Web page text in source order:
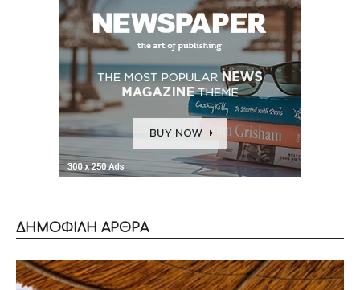
ΔΗΜΟΦΙΛΗ ΑΡΘΡΑ